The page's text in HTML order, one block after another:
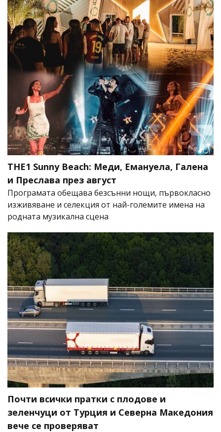
THE1 Sunny Beach: Меди, Емануела, Галена
и Преслава през август
Програмата обещава безсънни нощи, първокласно
изживяване и селекция от най-големите имена на
родната музикална сцена
Почти всички пратки с плодове и
зеленчуци от Турция и Северна Македония
вече се проверяват